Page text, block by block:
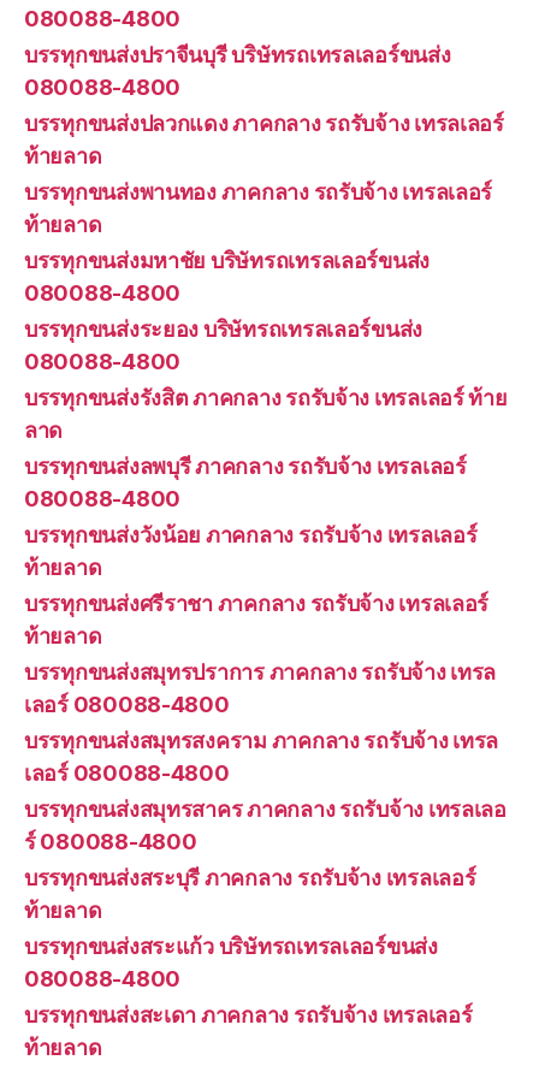
080088-4800
บรรทุกขนส่งปราจีนบุรี บริษัทรถเทรลเลอร์ขนส่ง
080088-4800
บรรทุกขนส่งปลวกแดง ภาคกลาง รถรับจ้าง เทรลเลอร์
ท้ายลาด
บรรทุกขนส่งพานทอง ภาคกลาง รถรับจ้าง เทรลเลอร์
ท้ายลาด
บรรทุกขนส่งมหาชัย บริษัทรถเทรลเลอร์ขนส่ง
080088-4800
บรรทุกขนส่งระยอง บริษัทรถเทรลเลอร์ขนส่ง
080088-4800
บรรทุกขนส่งรังสิต ภาคกลาง รถรับจ้าง เทรลเลอร์ ท้าย
ลาด
บรรทุกขนส่งลพบุรี ภาคกลาง รถรับจ้าง เทรลเลอร์
080088-4800
บรรทุกขนส่งวังน้อย ภาคกลาง รถรับจ้าง เทรลเลอร์
ท้ายลาด
บรรทุกขนส่งศรีราชา ภาคกลาง รถรับจ้าง เทรลเลอร์
ท้ายลาด
บรรทุกขนส่งสมุทรปราการ ภาคกลาง รถรับจ้าง เทรล
เลอร์ 080088-4800
บรรทุกขนส่งสมุทรสงคราม ภาคกลาง รถรับจ้าง เทรล
เลอร์ 080088-4800
บรรทุกขนส่งสมุทรสาคร ภาคกลาง รถรับจ้าง เทรลเลอ
ร์ 080088-4800
บรรทุกขนส่งสระบุรี ภาคกลาง รถรับจ้าง เทรลเลอร์
ท้ายลาด
บรรทุกขนส่งสระแก้ว บริษัทรถเทรลเลอร์ขนส่ง
080088-4800
บรรทุกขนส่งสะเดา ภาคกลาง รถรับจ้าง เทรลเลอร์
ท้ายลาด